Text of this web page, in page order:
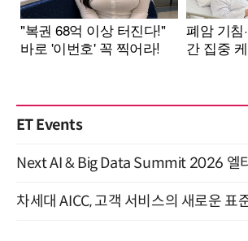
ET Events